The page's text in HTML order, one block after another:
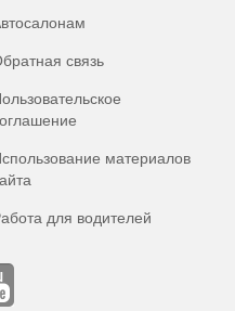
связь
материалов
для водителей